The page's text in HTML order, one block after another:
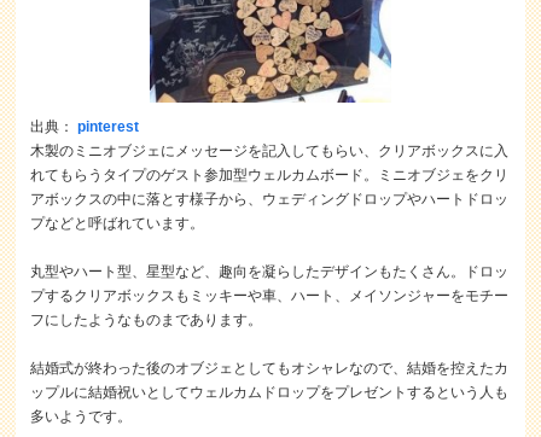
出典：pinterest
木製のミニオブジェにメッセージを記入してもらい、クリアボックスに入
れてもらうタイプのゲスト参加型ウェルカムボード。ミニオブジェをクリ
アボックスの中に落とす様子から、ウェディングドロップやハートドロッ
プなどと呼ばれています。
丸型やハート型、星型など、趣向を凝らしたデザインもたくさん。ドロッ
プするクリアボックスもミッキーや車、ハート、メイソンジャーをモチー
フにしたようなものまであります。
結婚式が終わった後のオブジェとしてもオシャレなので、結婚を控えたカ
ップルに結婚祝いとしてウェルカムドロップをプレゼントするという人も
多いようです。